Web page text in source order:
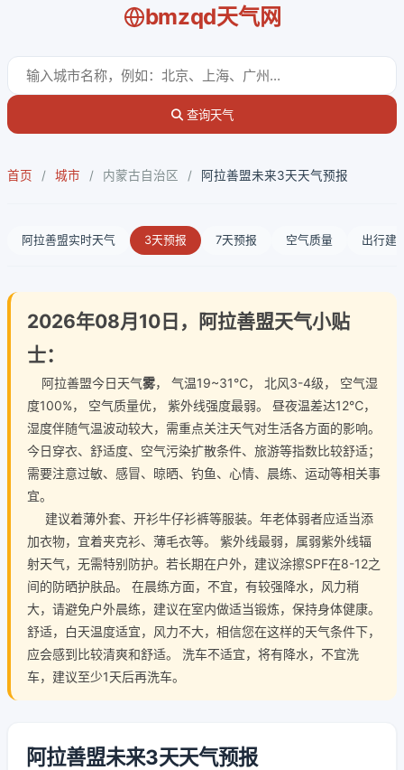
bmzqd天气网
查询天气
首页 / 城市 / 内蒙古自治区 / 阿拉善盟未来3天天气预报
阿拉善盟实时天气 3天预报 7天预报 空气质量 出行建
2026年08月10日，阿拉善盟天气小贴
士：
阿拉善盟今日天气雾， 气温19~31℃， 北风3-4级， 空气湿
度100%， 空气质量优， 紫外线强度最弱。 昼夜温差达12℃，
湿度伴随气温波动较大，需重点关注天气对生活各方面的影响。
今日穿衣、舒适度、空气污染扩散条件、旅游等指数比较舒适；
需要注意过敏、感冒、晾晒、钓鱼、心情、晨练、运动等相关事
宜。
建议着薄外套、开衫牛仔衫裤等服装。年老体弱者应适当添
加衣物，宜着夹克衫、薄毛衣等。 紫外线最弱，属弱紫外线辐
射天气，无需特别防护。若长期在户外，建议涂擦SPF在8-12之
间的防晒护肤品。 在晨练方面，不宜，有较强降水，风力稍
大，请避免户外晨练，建议在室内做适当锻炼，保持身体健康。
舒适，白天温度适宜，风力不大，相信您在这样的天气条件下，
应会感到比较清爽和舒适。 洗车不适宜，将有降水，不宜洗
车，建议至少1天后再洗车。
阿拉善盟未来3天天气预报